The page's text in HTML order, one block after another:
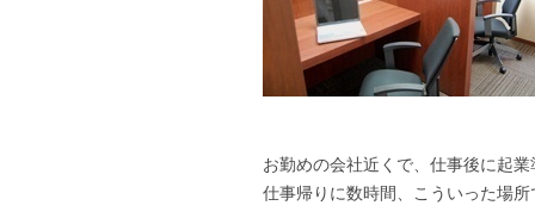
お勤めの会社近くで、仕事後に起
仕事帰りに数時間、こういった場